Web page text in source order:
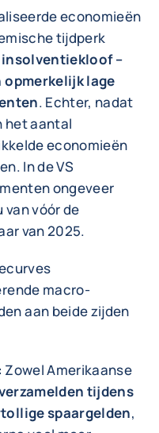
economieën
tijdperk
–
opmerkelijk lage
. Echter, nadat
het aantal
economieën
In de VS
ongeveer
vóór de
van 2025.
macro-
aan beide zijden
Zowel Amerikaanse
tijdens
spaargelden,